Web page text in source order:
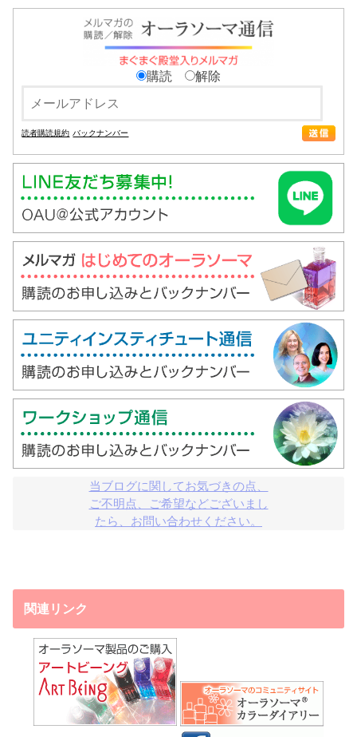
購読 解除
読者購読規約 バックナンバー
当ブログに関してお気づきの点、
ご不明点、ご希望などございまし
たら、お問い合わせください。
関連リンク